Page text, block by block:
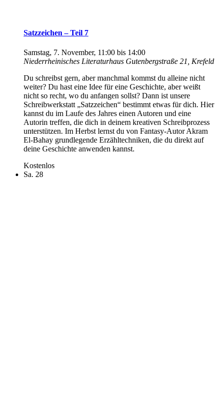
Satzzeichen – Teil 7
Samstag, 7. November, 11:00 bis 14:00
Niederrheinisches Literaturhaus Gutenbergstraße 21, Krefeld
Du schreibst gern, aber manchmal kommst du alleine nicht
weiter? Du hast eine Idee für eine Geschichte, aber weißt
nicht so recht, wo du anfangen sollst? Dann ist unsere
Schreibwerkstatt „Satzzeichen“ bestimmt etwas für dich. Hier
kannst du im Laufe des Jahres einen Autoren und eine
Autorin treffen, die dich in deinem kreativen Schreibprozess
unterstützen. Im Herbst lernst du von Fantasy-Autor Akram
El-Bahay grundlegende Erzähltechniken, die du direkt auf
deine Geschichte anwenden kannst.
Kostenlos
Sa. 28